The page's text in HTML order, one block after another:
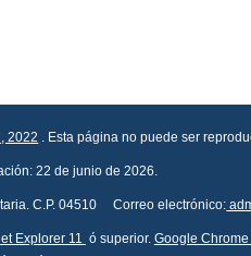
2022 . Esta página no puede ser
22 de junio de 2026.
C.P. 04510 Correo electrónico:
Explorer 11 ó superior. Google Chrome